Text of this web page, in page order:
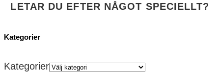
LETAR DU EFTER NÅGOT SPECIELLT?
Kategorier
Kategorier